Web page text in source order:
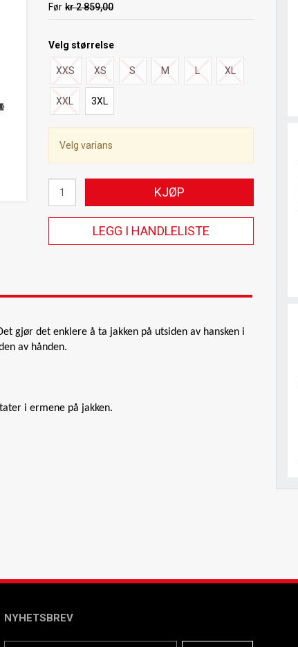
Før kr 2 859,00
Velg størrelse
XXS XS S M L XL
XXL 3XL
Velg varians
KJØP
LEGG I HANDLELISTE
gjør det enklere å ta jakken på utsiden av hansken i
av hånden.
i ermene på jakken.
NYHETSBREV